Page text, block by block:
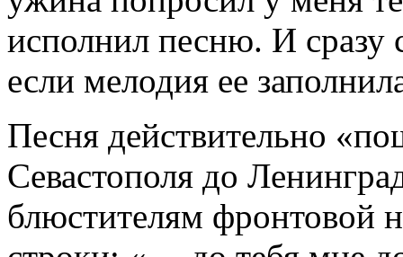
исполнил песню. И сразу
если мелодия ее
Песня действительно
Севастополя до
блюстителям фронтовой